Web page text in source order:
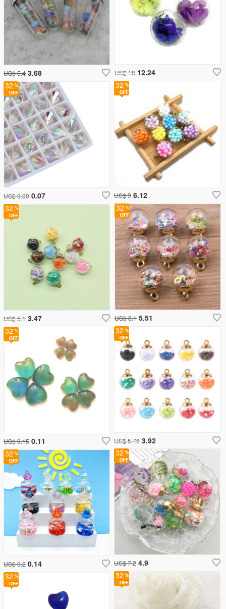
US$ 5.4 3.68
32
32
US$ 0.15 0.11
32
US$ 0.09 0.07
32
32
US$ 0.2 0.14
32
US$ 5.1 3.47
32
US$ 7.2 4.9
32
US$ 8.1 5.51
32
US$ 5.76 3.92
32
US$ 9 6.12
US$ 18 12.24